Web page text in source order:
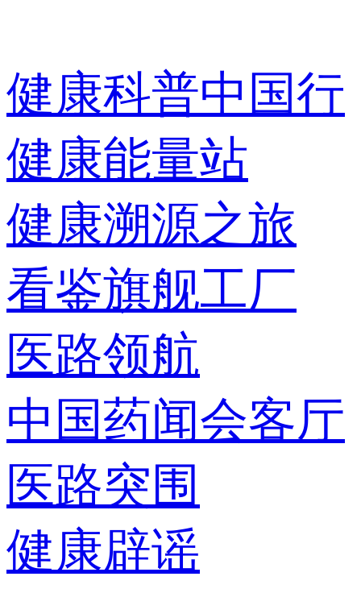
健康科普中国行
健康能量站
健康溯源之旅
看鉴旗舰工厂
医路领航
中国药闻会客厅
医路突围
健康辟谣